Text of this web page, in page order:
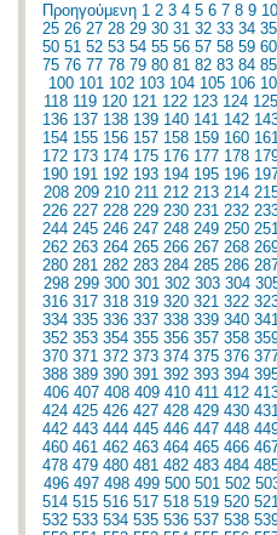
Προηγούμενη 1 2 3 4 5 6 7 8 9 10
25 26 27 28 29 30 31 32 33 34 35
50 51 52 53 54 55 56 57 58 59 60
75 76 77 78 79 80 81 82 83 84 85
100 101 102 103 104 105 106
118 119 120 121 122 123 124 125
136 137 138 139 140 141 142
154 155 156 157 158 159 160
172 173 174 175 176 177 178
190 191 192 193 194 195 196
208 209 210 211 212 213 214
226 227 228 229 230 231 232
244 245 246 247 248 249 250
262 263 264 265 266 267 268
280 281 282 283 284 285 286
298 299 300 301 302 303 304
316 317 318 319 320 321 322
334 335 336 337 338 339 340
352 353 354 355 356 357 358
370 371 372 373 374 375 376
388 389 390 391 392 393 394
406 407 408 409 410 411 412
424 425 426 427 428 429 430
442 443 444 445 446 447 448
460 461 462 463 464 465 466
478 479 480 481 482 483 484
496 497 498 499 500 501 502
514 515 516 517 518 519 520
532 533 534 535 536 537 538